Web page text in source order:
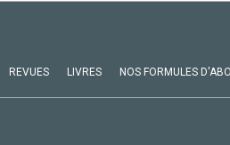
REVUES LIVRES NOS FORMULES